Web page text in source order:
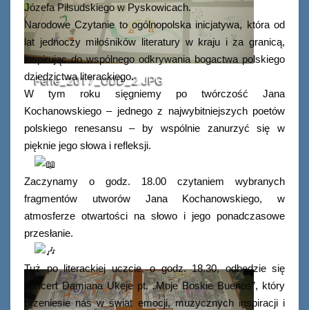
Ferie_2017_ODD_2.JPG
Józefa Piłsudskiego w Pyskowicach.
Narodowe Czytanie to ogólnopolska inicjatywa, która od
lat jednoczy miłośników literatury w kraju i za granicą,
inspirując do wspólnego odkrywania bogactwa polskiego
dziedzictwa literackiego.
W tym roku sięgniemy po twórczość Jana
Kochanowskiego – jednego z najwybitniejszych poetów
polskiego renesansu – by wspólnie zanurzyć się w
pięknie jego słowa i refleksji.
Zaczynamy o godz. 18.00 czytaniem wybranych
fragmentów utworów Jana Kochanowskiego, w
atmosferze otwartości na słowo i jego ponadczasowe
przesłanie.
Tuż po literackiej uczcie, o godz. 18.30, odbędzie się
koncert Damiana Ukeje pt. „Moje Boskie Buenos”, który
przeniesie nas w świat emocji, muzycznych inspiracji i